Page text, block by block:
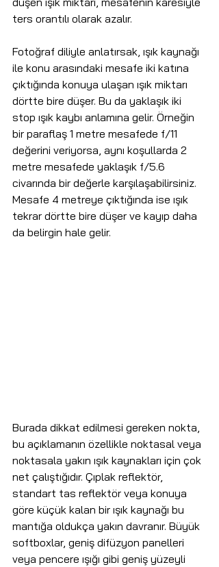
ters orantılı olarak azalır.
Fotoğraf diliyle anlatırsak, ışık kaynağı
ile konu arasındaki mesafe iki katına
çıktığında konuya ulaşan ışık miktarı
dörtte bire düşer. Bu da yaklaşık iki
stop ışık kaybı anlamına gelir. Örneğin
bir paraflaş 1 metre mesafede f/11
değerini veriyorsa, aynı koşullarda 2
metre mesafede yaklaşık f/5.6
civarında bir değerle karşılaşabilirsiniz.
Mesafe 4 metreye çıktığında ise ışık
tekrar dörtte bire düşer ve kayıp daha
da belirgin hale gelir.
Burada dikkat edilmesi gereken nokta,
bu açıklamanın özellikle noktasal veya
noktasala yakın ışık kaynakları için çok
net çalıştığıdır. Çıplak reflektör,
standart tas reflektör veya konuya
göre küçük kalan bir ışık kaynağı bu
mantığa oldukça yakın davranır. Büyük
softboxlar, geniş difüzyon panelleri
veya pencere ışığı gibi geniş yüzeyli